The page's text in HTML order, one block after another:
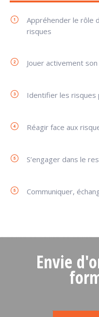
Appréhender le rôle
risques
Jouer activement
Identifier les risques
Réagir face aux
S’engager dans le
Communiquer,
Envie